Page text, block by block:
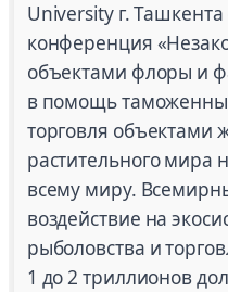
University г. Ташкента
конференция
объектами флоры и
в помощь
торговля объектами
растительного мира
всему миру.
воздействие на
рыболовства и
1 до 2 триллионов